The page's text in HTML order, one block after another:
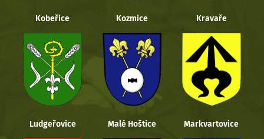
Kobeřice Kozmice Kravaře
Ludgeřovice Malé Hoštice Markvartovice